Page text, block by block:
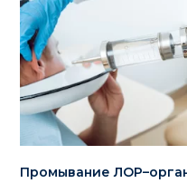
Промывание